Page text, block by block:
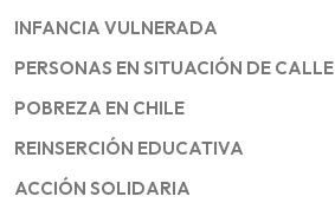
INFANCIA VULNERADA
PERSONAS EN SITUACIÓN DE CALLE
POBREZA EN CHILE
REINSERCIÓN EDUCATIVA
ACCIÓN SOLIDARIA